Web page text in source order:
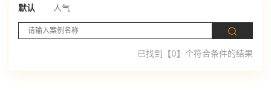
默认 人气
已找到【0】个符合条件的结果